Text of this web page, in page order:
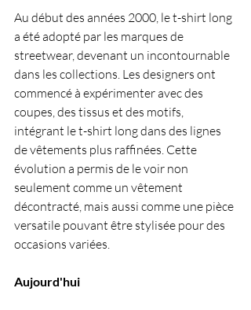
Au début des années 2000, le t-shirt long
a été adopté par les marques de
streetwear, devenant un incontournable
dans les collections. Les designers ont
commencé à expérimenter avec des
coupes, des tissus et des motifs,
intégrant le t-shirt long dans des lignes
de vêtements plus raffinées. Cette
évolution a permis de le voir non
seulement comme un vêtement
décontracté, mais aussi comme une pièce
versatile pouvant être stylisée pour des
occasions variées.
Aujourd'hui